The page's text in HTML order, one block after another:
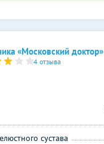
«Московский доктор»
4 отзыва
сустава